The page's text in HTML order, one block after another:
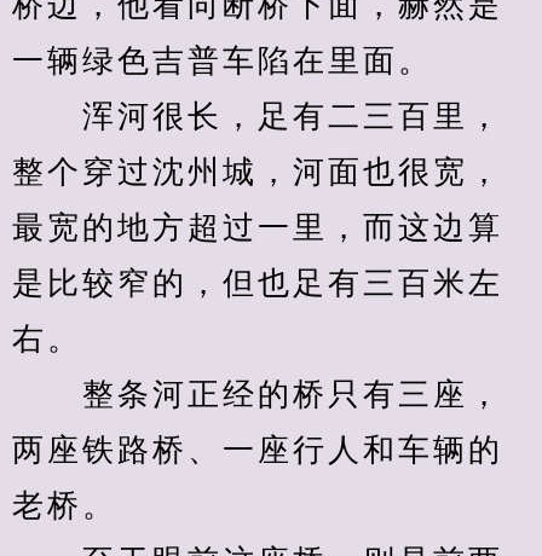
一辆绿色吉普车陷在里面。
浑河很长，足有二三百里，
整个穿过沈州城，河面也很宽，
最宽的地方超过一里，而这边算
是比较窄的，但也足有三百米左
右。
整条河正经的桥只有三座，
两座铁路桥、一座行人和车辆的
老桥。